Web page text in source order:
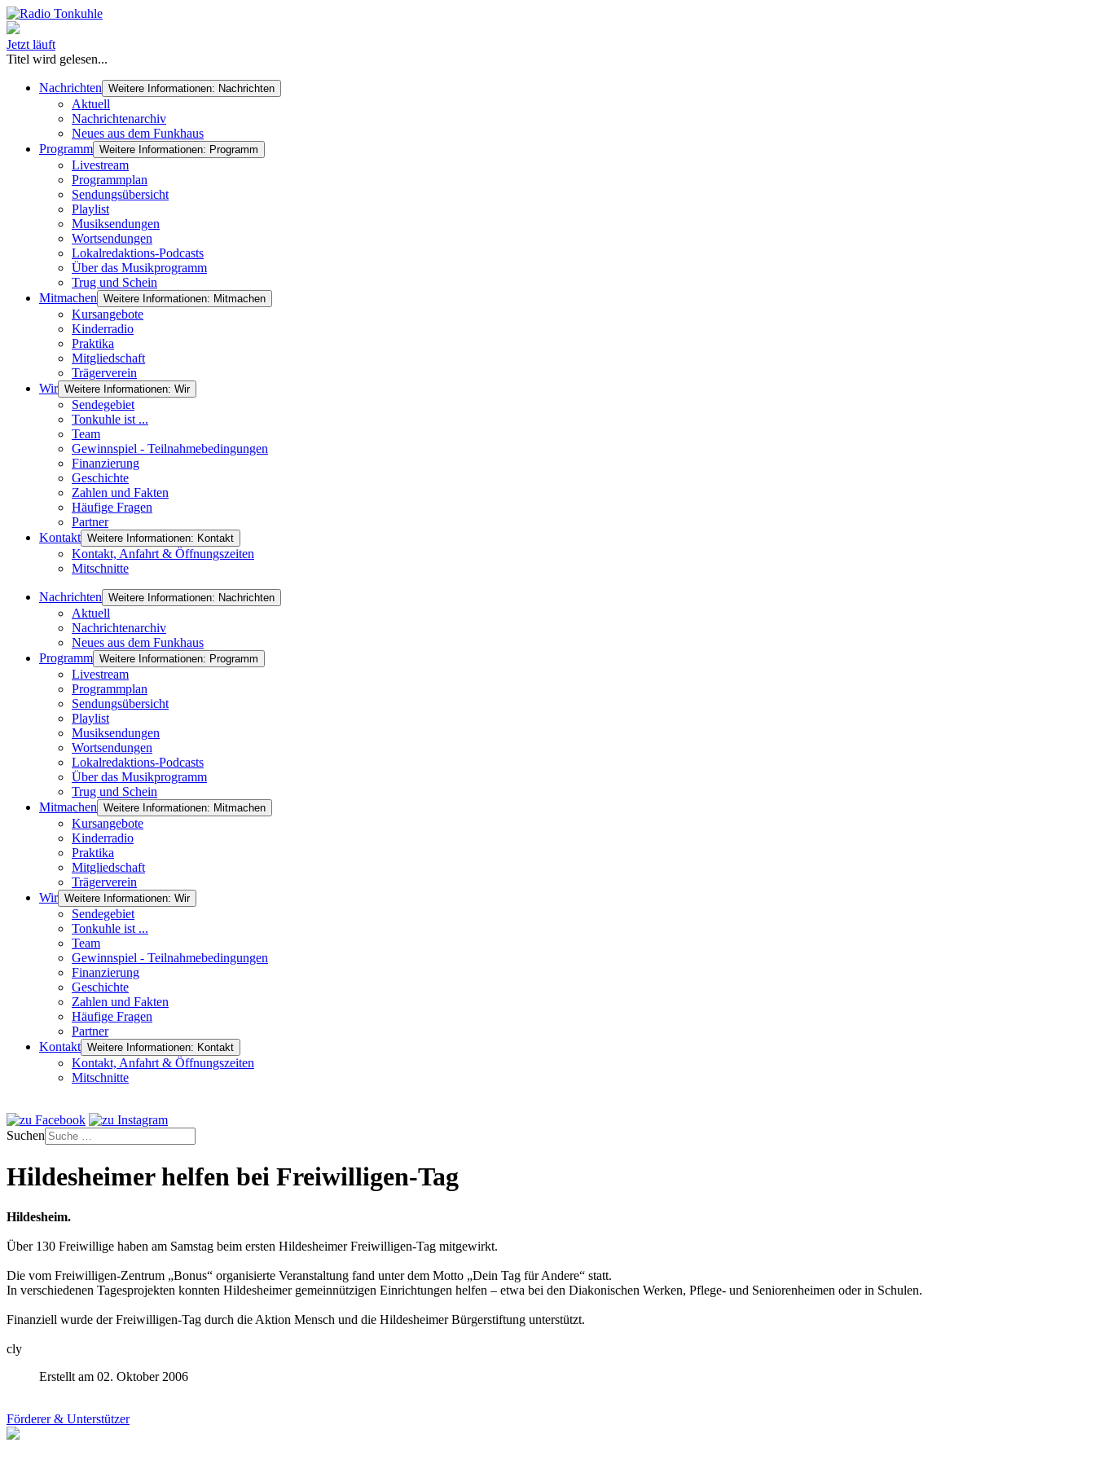
Jetzt läuft
Titel wird gelesen...
Nachrichten Weitere Informationen: Nachrichten
Aktuell
Nachrichtenarchiv
Neues aus dem Funkhaus
Programm Weitere Informationen: Programm
Livestream
Programmplan
Sendungsübersicht
Playlist
Musiksendungen
Wortsendungen
Lokalredaktions-Podcasts
Über das Musikprogramm
Trug und Schein
Mitmachen Weitere Informationen: Mitmachen
Kursangebote
Kinderradio
Praktika
Mitgliedschaft
Trägerverein
Wir Weitere Informationen: Wir
Sendegebiet
Tonkuhle ist ...
Team
Gewinnspiel - Teilnahmebedingungen
Finanzierung
Geschichte
Zahlen und Fakten
Häufige Fragen
Partner
Kontakt Weitere Informationen: Kontakt
Kontakt, Anfahrt & Öffnungszeiten
Mitschnitte
Nachrichten Weitere Informationen: Nachrichten
Aktuell
Nachrichtenarchiv
Neues aus dem Funkhaus
Programm Weitere Informationen: Programm
Livestream
Programmplan
Sendungsübersicht
Playlist
Musiksendungen
Wortsendungen
Lokalredaktions-Podcasts
Über das Musikprogramm
Trug und Schein
Mitmachen Weitere Informationen: Mitmachen
Kursangebote
Kinderradio
Praktika
Mitgliedschaft
Trägerverein
Wir Weitere Informationen: Wir
Sendegebiet
Tonkuhle ist ...
Team
Gewinnspiel - Teilnahmebedingungen
Finanzierung
Geschichte
Zahlen und Fakten
Häufige Fragen
Partner
Kontakt Weitere Informationen: Kontakt
Kontakt, Anfahrt & Öffnungszeiten
Mitschnitte
Suchen
Hildesheimer helfen bei Freiwilligen-Tag
Hildesheim.
Über 130 Freiwillige haben am Samstag beim ersten Hildesheimer Freiwilligen-Tag mitgewirkt.
Die vom Freiwilligen-Zentrum „Bonus“ organisierte Veranstaltung fand unter dem Motto „Dein Tag für Andere“ statt.
In verschiedenen Tagesprojekten konnten Hildesheimer gemeinnützigen Einrichtungen helfen – etwa bei den Diakonischen Werken, Pflege- und Seniorenheimen oder in Schulen.
Finanziell wurde der Freiwilligen-Tag durch die Aktion Mensch und die Hildesheimer Bürgerstiftung unterstützt.
cly
Erstellt am 02. Oktober 2006
Förderer & Unterstützer